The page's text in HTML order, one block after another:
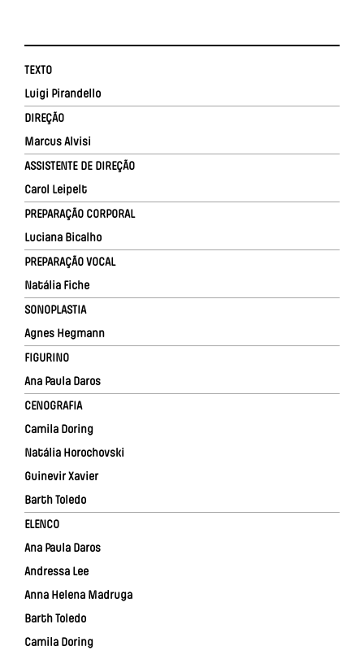
TEXTO
Luigi Pirandello
DIREÇÃO
Marcus Alvisi
ASSISTENTE DE DIREÇÃO
Carol Leipelt
PREPARAÇÃO CORPORAL
Luciana Bicalho
PREPARAÇÃO VOCAL
Natália Fiche
SONOPLASTIA
Agnes Hegmann
FIGURINO
Ana Paula Daros
CENOGRAFIA
Camila Doring
Natália Horochovski
Guinevir Xavier
Barth Toledo
ELENCO
Ana Paula Daros
Andressa Lee
Anna Helena Madruga
Barth Toledo
Camila Doring